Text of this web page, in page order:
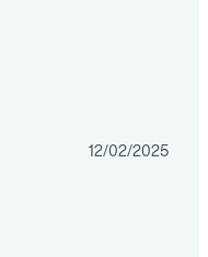
12/02/2025